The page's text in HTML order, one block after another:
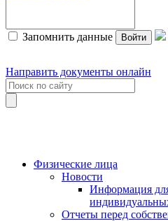
Запомнить данные Войти
Направить документы онлайн
Физические лица
Новости
Информация
Отчеты перед